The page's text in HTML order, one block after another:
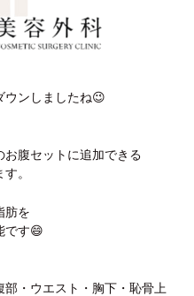
ウンしましたね😉
お腹セットに追加できる
。
肪を
です😄
部・ウエスト・胸下・恥骨上